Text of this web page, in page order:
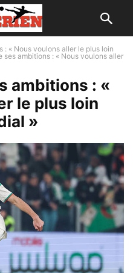
: « Nous voulons aller le plus loin
ses ambitions : « Nous voulons aller
ambitions : «
le plus loin
»